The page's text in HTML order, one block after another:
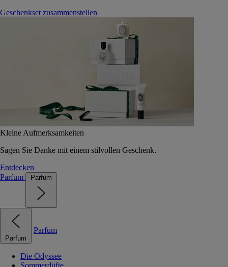
Geschenkset zusammenstellen
Kleine Aufmerksamkeiten
Sagen Sie Danke mit einem stilvollen Geschenk.
Entdecken
Parfum
Parfum
Parfum
Parfum
Die Odyssee
Sommerdüfte